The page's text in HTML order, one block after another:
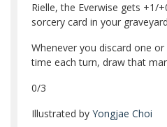
Rielle, the Everwise gets +1/
sorcery card in your
Whenever you discard one
time each turn, draw that
0/3
Illustrated by Yongjae Choi